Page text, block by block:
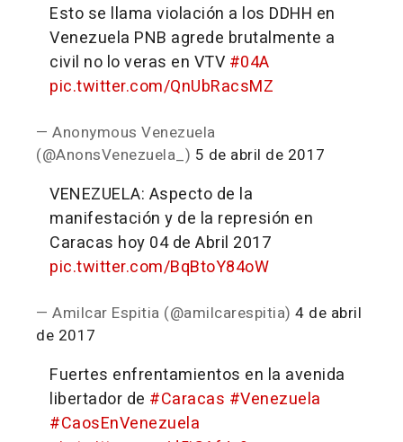
Esto se llama violación a los DDHH en
Venezuela PNB agrede brutalmente a
civil no lo veras en VTV #04A
pic.twitter.com/QnUbRacsMZ
— Anonymous Venezuela
(@AnonsVenezuela_) 5 de abril de 2017
VENEZUELA: Aspecto de la
manifestación y de la represión en
Caracas hoy 04 de Abril 2017
pic.twitter.com/BqBtoY84oW
— Amilcar Espitia (@amilcarespitia) 4 de abril
de 2017
Fuertes enfrentamientos en la avenida
libertador de #Caracas #Venezuela
#CaosEnVenezuela